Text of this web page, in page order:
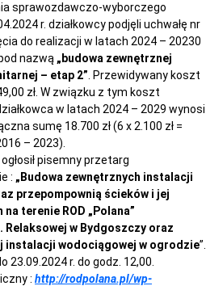
sprawozdawczo-wyborczego
r. działkowcy podjęli uchwałę nr
do realizacji w latach 2024 – 20230
nazwą „budowa zewnętrznej
– etap 2” . Przewidywany koszt
zł. W związku z tym koszt
w latach 2024 – 2029 wynosi
sumę 18.700 zł (6 x 2.100 zł =
– 2023).
pisemny przetarg
: „Budowa zewnętrznych instalacji
przepompownią ścieków i jej
terenie ROD „Polana”
w Bydgoszczy oraz
instalacji wodociągowej w ogrodzie”.
23.09.2024 r. do godz. 12,00.
: http://rodpolana.pl/wp-